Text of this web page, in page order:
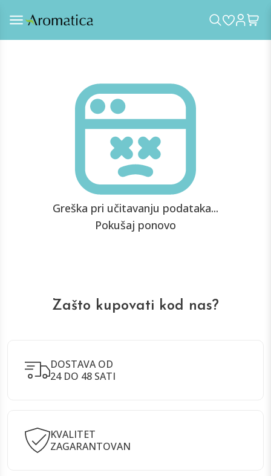
Greška pri učitavanju podataka...
Pokušaj ponovo
Zašto kupovati kod nas?
DOSTAVA OD
24 DO 48 SATI
KVALITET
ZAGARANTOVAN